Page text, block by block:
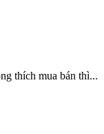
thích mua bán thì...